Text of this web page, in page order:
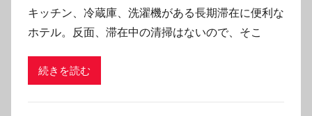
m
キッチン、冷蔵庫、洗濯機がある長期滞在に便利な
ホテル。反面、滞在中の清掃はないので、そこ
続きを読む